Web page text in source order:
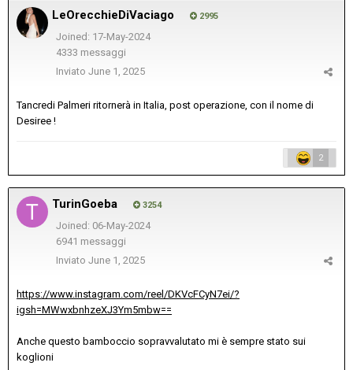
LeOrecchieDiVaciago 2995
Joined: 17-May-2024
4333 messaggi
Inviato June 1, 2025
Tancredi Palmeri ritornerà in Italia, post operazione, con il nome di
Desiree !
2
TurinGoeba 3254
Joined: 06-May-2024
6941 messaggi
Inviato June 1, 2025
https://www.instagram.com/reel/DKVcFCyN7ei/?
igsh=MWwxbnhzeXJ3Ym5mbw==
Anche questo bamboccio sopravvalutato mi è sempre stato sui
koglioni